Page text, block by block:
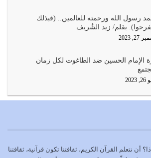
وليس كل…
يؤتيه من يشاء وينزعه ممن يشاء ويعز من
رسول الله ورحمته للعالمين.. (فبذلك
بقلم/ زيد الشُريف
2023
الإمام الحسين ضد الطاغوت لكل زمان
نتعلم القرآن الكريم، ثقافتنا تكون قرآنية، ثقافتنا